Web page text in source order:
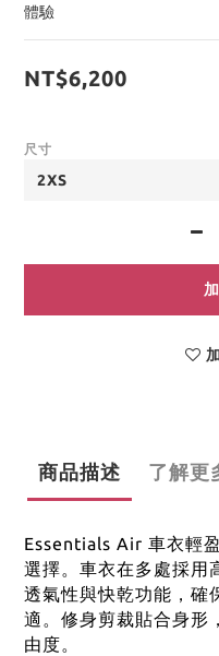
體驗
NT$6,200
尺寸
商品描述 了解更
Essentials Air 車衣輕
選擇。 車衣在多處採用
透氣性與快乾功能，確
適。 修身剪裁貼合身形
由度。